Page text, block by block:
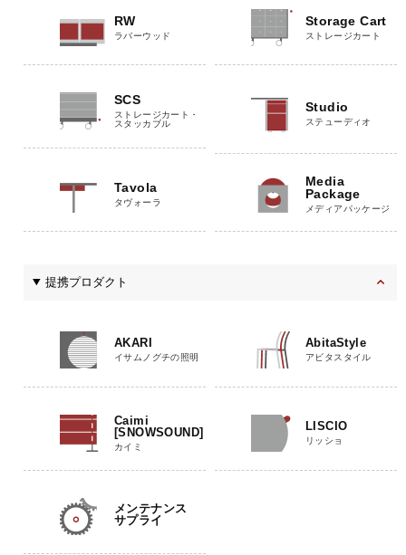
RW
ラバーウッド
Storage Cart
ストレージカート
SCS
ストレージカート・
スタッカブル
Studio
ステューディオ
Tavola
タヴォーラ
Media
Package
メディアパッケージ
提携プロダクト
AKARI
イサムノグチの照明
AbitaStyle
アビタスタイル
Caimi
[SNOWSOUND]
カイミ
LISCIO
リッショ
メンテナンス
サプライ